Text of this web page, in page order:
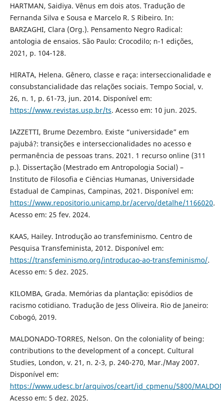
HARTMAN, Saidiya. Vênus em dois atos. Tradução de
Fernanda Silva e Sousa e Marcelo R. S Ribeiro. In:
BARZAGHI, Clara (Org.). Pensamento Negro Radical:
antologia de ensaios. São Paulo: Crocodilo; n-1 edições,
2021, p. 104-128.
HIRATA, Helena. Gênero, classe e raça: interseccionalidade e
consubstancialidade das relações sociais. Tempo Social, v.
26, n. 1, p. 61-73, jun. 2014. Disponível em:
https://www.revistas.usp.br/ts. Acesso em: 10 jun. 2025.
IAZZETTI, Brume Dezembro. Existe “universidade” em
pajubá?: transições e interseccionalidades no acesso e
permanência de pessoas trans. 2021. 1 recurso online (311
p.). Dissertação (Mestrado em Antropologia Social) –
Instituto de Filosofia e Ciências Humanas, Universidade
Estadual de Campinas, Campinas, 2021. Disponível em:
https://www.repositorio.unicamp.br/acervo/detalhe/1166020.
Acesso em: 25 fev. 2024.
KAAS, Hailey. Introdução ao transfeminismo. Centro de
Pesquisa Transfeminista, 2012. Disponível em:
https://transfeminismo.org/introducao-ao-transfeminismo/.
Acesso em: 5 dez. 2025.
KILOMBA, Grada. Memórias da plantação: episódios de
racismo cotidiano. Tradução de Jess Oliveira. Rio de Janeiro:
Cobogó, 2019.
MALDONADO-TORRES, Nelson. On the coloniality of being:
contributions to the development of a concept. Cultural
Studies, London, v. 21, n. 2-3, p. 240-270, Mar./May 2007.
Disponível em:
https://www.udesc.br/arquivos/ceart/id_cpmenu/5800/
Acesso em: 5 dez. 2025.